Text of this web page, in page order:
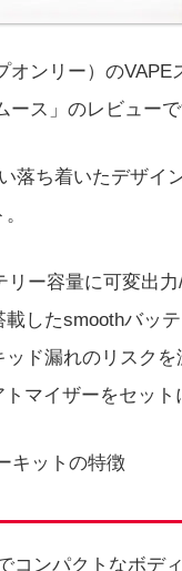
オンリー）のVAPE
ース」のレビューで
落ち着いたデザイ
リー容量に可変出
載したsmoothバッ
ッド漏れのリスク
マイザーをセット
キットの特徴
コンパクトなボデ